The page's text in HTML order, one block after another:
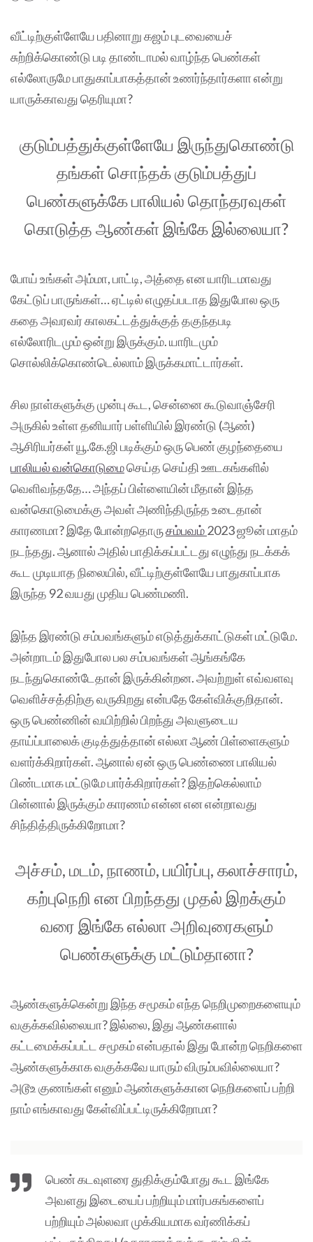
வீட்டிற்குள்ளேயே பதினாறு கஜம் புடவையைச்
சுற்றிக்கொண்டு படி தாண்டாமல் வாழ்ந்த பெண்கள்
எல்லோருமே பாதுகாப்பாகத்தான் உணர்ந்தார்களா என்று
யாருக்காவது தெரியுமா?
குடும்பத்துக்குள்ளேயே இருந்துகொண்டு
தங்கள் சொந்தக் குடும்பத்துப்
பெண்களுக்கே பாலியல் தொந்தரவுகள்
கொடுத்த ஆண்கள் இங்கே இல்லையா?
போய் உங்கள் அம்மா, பாட்டி, அத்தை என யாரிடமாவது
கேட்டுப் பாருங்கள்… ஏட்டில் எழுதப்படாத இதுபோல ஒரு
கதை அவரவர் காலகட்டத்துக்குத் தகுந்தபடி
எல்லோரிடமும் ஒன்று இருக்கும். யாரிடமும்
சொல்லிக்கொண்டெல்லாம் இருக்கமாட்டார்கள்.
சில நாள்களுக்கு முன்பு கூட, சென்னை கூடுவாஞ்சேரி
அருகில் உள்ள தனியார் பள்ளியில் இரண்டு (ஆண்)
ஆசிரியர்கள் யூ.கே.ஜி படிக்கும் ஒரு பெண் குழந்தையை
பாலியல் வன்கொடுமைசெய்த செய்தி ஊடகங்களில்
வெளிவந்ததே… அந்தப் பிள்ளையின் மீதான் இந்த
வன்கொடுமைக்கு அவள் அணிந்திருந்த உடைதான்
காரணமா? இதே போன்றதொருசம்பவம்2023 ஜூன் மாதம்
நடந்தது. ஆனால் அதில் பாதிக்கப்பட்டது எழுந்து நடக்கக்
கூட முடியாத நிலையில், வீட்டிற்குள்ளேயே பாதுகாப்பாக
இருந்த 92 வயது முதிய பெண்மணி.
இந்த இரண்டு சம்பவங்களும் எடுத்துக்காட்டுகள் மட்டுமே.
அன்றாடம் இதுபோல பல சம்பவங்கள் ஆங்கங்கே
நடந்துகொண்டேதான் இருக்கின்றன. அவற்றுள் எவ்வளவு
வெளிச்சத்திற்கு வருகிறது என்பதே கேள்விக்குறிதான்.
ஒரு பெண்ணின் வயிற்றில் பிறந்து அவளுடைய
தாய்ப்பாலைக் குடித்துத்தான் எல்லா ஆண் பிள்ளைகளும்
வளர்க்கிறார்கள். ஆனால் ஏன் ஒரு பெண்ணை பாலியல்
பிண்டமாக மட்டுமே பார்க்கிறார்கள்? இதற்கெல்லாம்
பின்னால் இருக்கும் காரணம் என்ன என என்றாவது
சிந்தித்திருக்கிறோமா?
அச்சம், மடம், நாணம், பயிர்ப்பு, கலாச்சாரம்,
கற்புநெறி என பிறந்தது முதல் இறக்கும்
வரை இங்கே எல்லா அறிவுரைகளும்
பெண்களுக்கு மட்டும்தானா?
ஆண்களுக்கென்று இந்த சமூகம் எந்த நெறிமுறைகளையும்
வகுக்கவில்லையா? இல்லை, இது ஆண்களால்
கட்டமைக்கப்பட்ட சமூகம் என்பதால் இது போன்ற நெறிகளை
ஆண்களுக்காக வகுக்கவே யாரும் விரும்பவில்லையா?
அடூஉ குணங்கள் எனும் ஆண்களுக்கான நெறிகளைப் பற்றி
நாம் எங்காவது கேள்விப்பட்டிருக்கிறோமா?
பெண் கடவுளரை துதிக்கும்போது கூட இங்கே
அவளது இடையைப் பற்றியும் மார்பகங்களைப்
பற்றியும் அல்லவா முக்கியமாக வர்ணிக்கப்